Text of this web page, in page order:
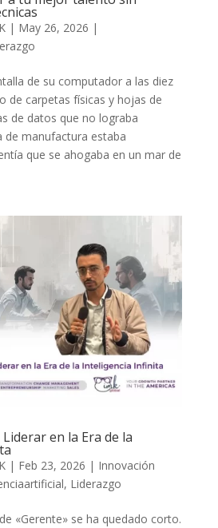
| May 26, 2026 |
de su computador a las diez
de carpetas físicas y hojas de
de datos que no lograba
de manufactura estaba
que se ahogaba en un mar de
en la Era de la
| Feb 23, 2026 | Innovación
, Liderazgo
«Gerente» se ha quedado corto.